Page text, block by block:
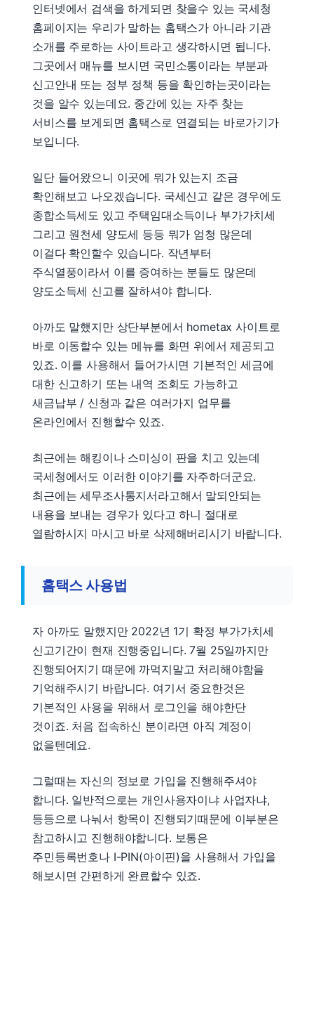
인터넷에서 검색을 하게되면 찾을수 있는 국세청
홈페이지는 우리가 말하는 홈택스가 아니라 기관
소개를 주로하는 사이트라고 생각하시면 됩니다.
그곳에서 매뉴를 보시면 국민소통이라는 부분과
신고안내 또는 정부 정책 등을 확인하는곳이라는
것을 알수 있는데요. 중간에 있는 자주 찾는
서비스를 보게되면 홈택스로 연결되는 바로가기가
보입니다.
일단 들어왔으니 이곳에 뭐가 있는지 조금
확인해보고 나오겠습니다. 국세신고 같은 경우에도
종합소득세도 있고 주택임대소득이나 부가가치세
그리고 원천세 양도세 등등 뭐가 엄청 많은데
이걸다 확인할수 있습니다. 작년부터
주식열풍이라서 이를 증여하는 분들도 많은데
양도소득세 신고를 잘하셔야 합니다.
아까도 말했지만 상단부분에서 hometax 사이트로
바로 이동할수 있는 메뉴를 화면 위에서 제공되고
있죠. 이를 사용해서 들어가시면 기본적인 세금에
대한 신고하기 또는 내역 조회도 가능하고
새금납부 / 신청과 같은 여러가지 업무를
온라인에서 진행할수 있죠.
최근에는 해킹이나 스미싱이 판을 치고 있는데
국세청에서도 이러한 이야기를 자주하더군요.
최근에는 세무조사통지서라고해서 말되안되는
내용을 보내는 경우가 있다고 하니 절대로
열람하시지 마시고 바로 삭제해버리시기 바랍니다.
홈택스 사용법
자 아까도 말했지만 2022년 1기 확정 부가가치세
신고기간이 현재 진행중입니다. 7월 25일까지만
진행되어지기 떄문에 까먹지말고 처리해야함을
기억해주시기 바랍니다. 여기서 중요한것은
기본적인 사용을 위해서 로그인을 해야한단
것이죠. 처음 접속하신 분이라면 아직 계정이
없을텐데요.
그럴때는 자신의 정보로 가입을 진행해주셔야
합니다. 일반적으로는 개인사용자이냐 사업자냐,
등등으로 나눠서 항목이 진행되기때문에 이부분은
참고하시고 진행해야합니다. 보통은
주민등록번호나 I-PIN(아이핀)을 사용해서 가입을
해보시면 간편하게 완료할수 있죠.